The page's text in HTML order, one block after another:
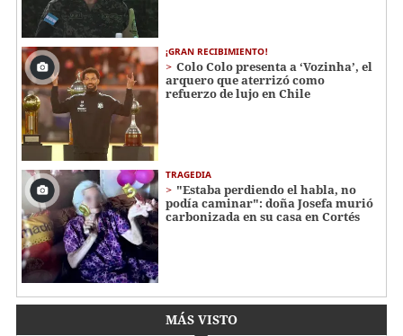
¡GRAN RECIBIMIENTO!
Colo Colo presenta a ‘Vozinha’, el
arquero que aterrizó como
refuerzo de lujo en Chile
TRAGEDIA
"Estaba perdiendo el habla, no
podía caminar": doña Josefa murió
carbonizada en su casa en Cortés
MÁS VISTO